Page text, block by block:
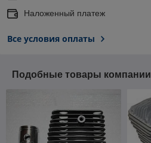
Наложенный платеж
Все условия оплаты
Подобные товары компании